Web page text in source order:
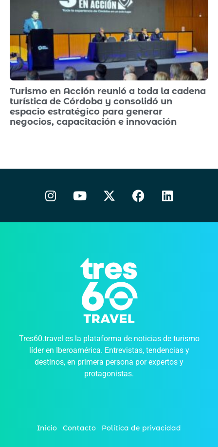
Turismo en Acción reunió a toda la cadena
turística de Córdoba y consolidó un
espacio estratégico para generar
negocios, capacitación e innovación
Tres60.travel es la plataforma de noticias de turismo
líder en Iberoamérica. Entrevistas, tendencias y
destinos, en primera persona por expertos y
protagonistas.
Inicio Contacto Política de privacidad